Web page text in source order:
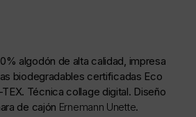
algodón de alta calidad, impresa
biodegradables certificadas Eco
Técnica collage digital. Diseño
de cajón Ernemann Unette.